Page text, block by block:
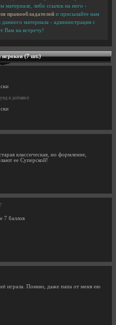
материале, либо ссылок на него -
правообладателей и присылайте нам
материала - администрация с
Вам на встречу!
(7 шт.)
и добавил:
классическая, но формление,
ее Суперской!
7 баллов
играла. Помню, даже папа от меня ею